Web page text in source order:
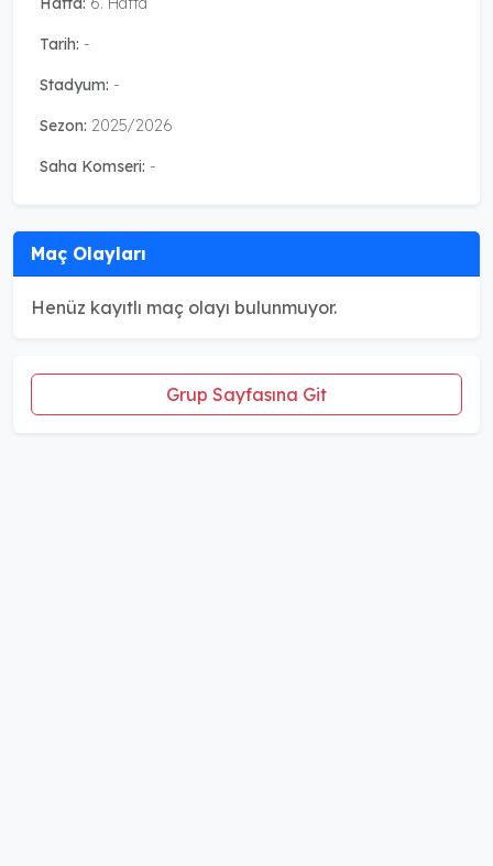
Tarih: -
Stadyum: -
Sezon: 2025/2026
Saha Komseri: -
Maç Olayları
Henüz kayıtlı maç olayı bulunmuyor.
Grup Sayfasına Git